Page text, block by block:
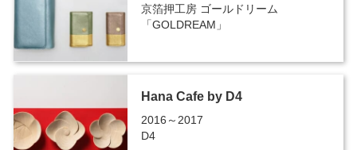
京箔押工房 ゴールドリーム
「GOLDREAM」
Hana Cafe by D4
2016～2017
D4